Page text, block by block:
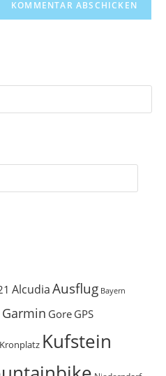
AlcudiaAusflug Bayern
Garmin Gore GPS
Kronplatz Kufstein